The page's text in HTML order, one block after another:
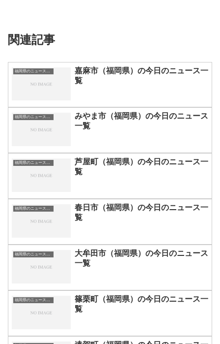
関連記事
福岡県のニュース一覧
嘉麻市（福岡県）の今日のニュース一
覧
福岡県のニュース一覧
みやま市（福岡県）の今日のニュース
一覧
福岡県のニュース一覧
芦屋町（福岡県）の今日のニュース一
覧
福岡県のニュース一覧
春日市（福岡県）の今日のニュース一
覧
福岡県のニュース一覧
大牟田市（福岡県）の今日のニュース
一覧
福岡県のニュース一覧
篠栗町（福岡県）の今日のニュース一
覧